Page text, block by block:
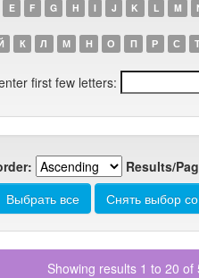
E F G H I J K L M
К Л М Н О П Р С
first few letters:
Results/
Showing results 1 to 20 of